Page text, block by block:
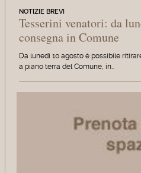
NOTIZIE BREVI
Tesserini venatori: da
consegna in Comune
Da lunedì 10 agosto è possibile
a piano terra del Comune, in…